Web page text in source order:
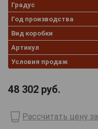
Градус
Год производства
Вид коробки
Артикул
Условия продаж
48 302 руб.
Рассчитать цену